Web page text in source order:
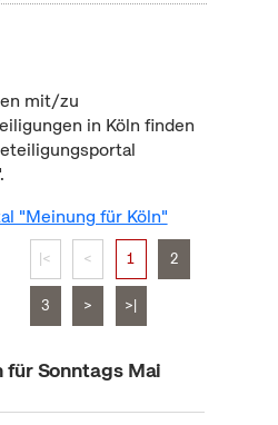
mit/zu
in Köln finden
"Meinung für Köln"
|< < 1 2
3 > >|
Sonntags Mai